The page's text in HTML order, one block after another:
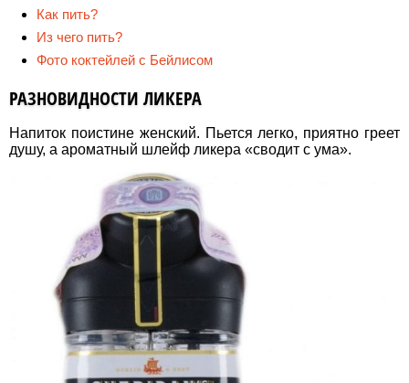
Как пить?
Из чего пить?
Фото коктейлей с Бейлисом
РАЗНОВИДНОСТИ ЛИКЕРА
Напиток поистине женский. Пьется легко, приятно греет
душу, а ароматный шлейф ликера «сводит с ума».